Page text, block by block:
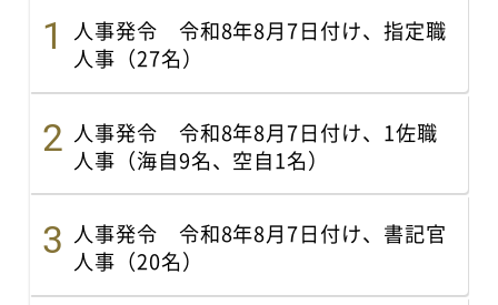
人事発令 令和8年8月7日付け、指定職
人事（27名）
人事発令 令和8年8月7日付け、1佐職
人事（海自9名、空自1名）
人事発令 令和8年8月7日付け、書記官
人事（20名）